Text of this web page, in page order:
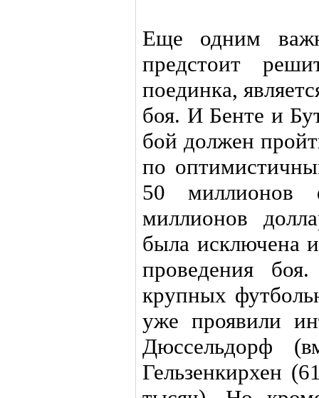
Еще одним
предстоит
поединка,
боя. И Бенте и
бой должен
по
50 миллионов
миллионов
была исключена
проведения
крупных
уже проявили
Дюссельдорф
Гельзенкирхен